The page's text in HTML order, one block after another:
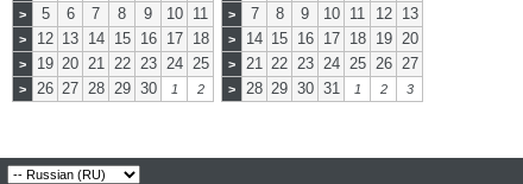
> 5 6 7 8 9 10 11
> 12 13 14 15 16 17 18
> 19 20 21 22 23 24 25
> 26 27 28 29 30 1 2
> 7 8 9 10 11 12 13
> 14 15 16 17 18 19 20
> 21 22 23 24 25 26 27
> 28 29 30 31 1 2 3